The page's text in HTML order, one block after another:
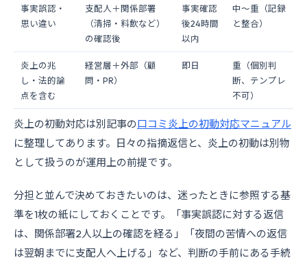
事実誤認・
思い違い
支配人＋関係部署
（清掃・料飲など）
の確認後
事実確認
後24時間
以内
中〜重（記録
と整合）
炎上の兆
し・法的論
点を含む
経営層＋外部（顧
問・PR）
即日
重（個別判
断、テンプレ
不可）
炎上の初動対応は別記事の口コミ炎上の初動対応マニュアル
に整理してあります。日々の指摘返信と、炎上の初動は別物
として扱うのが運用上の前提です。
分担と並んで決めておきたいのは、迷ったときに参照する基
準を1枚の紙にしておくことです。「事実誤認に対する返信
は、関係部署2人以上の確認を経る」「夜間の苦情への返信
は翌朝までに支配人へ上げる」など、判断の手前にある手続